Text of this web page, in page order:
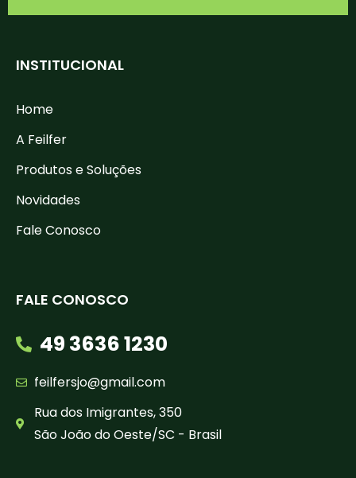
INSTITUCIONAL
Home
A Feilfer
Produtos e Soluções
Novidades
Fale Conosco
FALE CONOSCO
49 3636 1230
feilfersjo@gmail.com
Rua dos Imigrantes, 350
São João do Oeste/SC - Brasil